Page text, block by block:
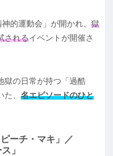
的運動会」が開かれ、 獄
されるイベントが開催さ
獄の日常が持つ「過酷
、 名エピソードのひと
ーチ・マキ」／
」